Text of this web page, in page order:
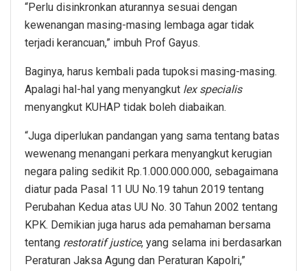
“Perlu disinkronkan aturannya sesuai dengan
kewenangan masing-masing lembaga agar tidak
terjadi kerancuan,” imbuh Prof Gayus.
Baginya, harus kembali pada tupoksi masing-masing.
Apalagi hal-hal yang menyangkut lex specialis
menyangkut KUHAP tidak boleh diabaikan.
“Juga diperlukan pandangan yang sama tentang batas
wewenang menangani perkara menyangkut kerugian
negara paling sedikit Rp.1.000.000.000, sebagaimana
diatur pada Pasal 11 UU No.19 tahun 2019 tentang
Perubahan Kedua atas UU No. 30 Tahun 2002 tentang
KPK. Demikian juga harus ada pemahaman bersama
tentang restoratif justice, yang selama ini berdasarkan
Peraturan Jaksa Agung dan Peraturan Kapolri,”